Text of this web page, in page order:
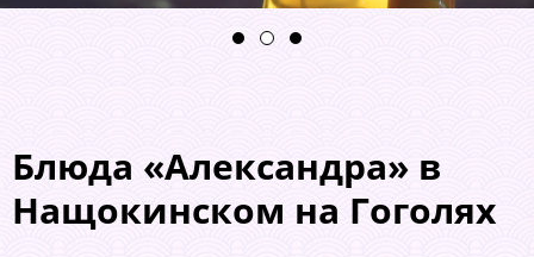
Блюда «Александра» в
Нащокинском на Гоголях